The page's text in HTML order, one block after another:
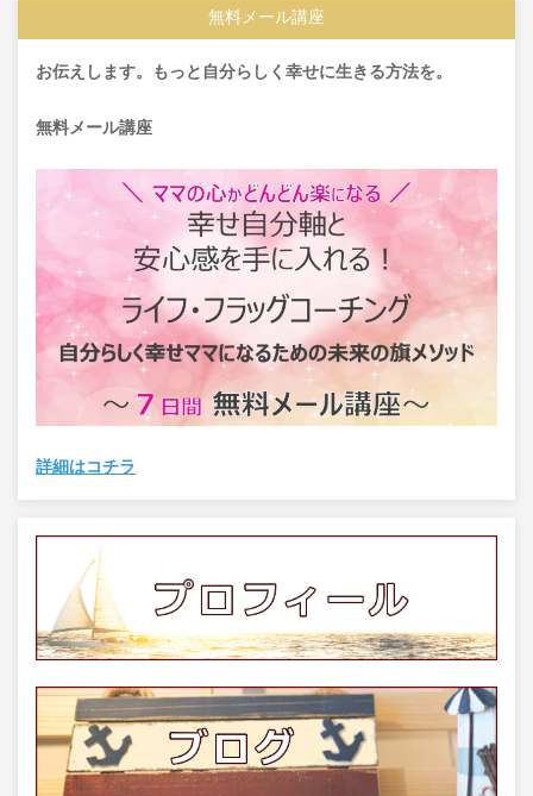
無料メール講座
お伝えします。もっと自分らしく幸せに生きる方法を。
無料メール講座
詳細はコチラ